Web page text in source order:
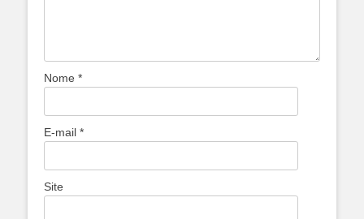
Nome *
E-mail *
Site